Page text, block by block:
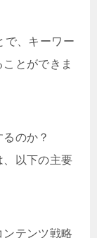
で、キーワー
とができま
のか？
、以下の主要
テンツ戦略